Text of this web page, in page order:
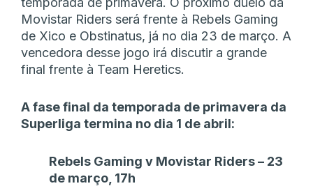
Movistar Riders será frente à Rebels Gaming
de Xico e Obstinatus, já no dia 23 de março. A
vencedora desse jogo irá discutir a grande
final frente à Team Heretics.
A fase final da temporada de primavera da
Superliga termina no dia 1 de abril:
Rebels Gaming v Movistar Riders – 23
de março, 17h